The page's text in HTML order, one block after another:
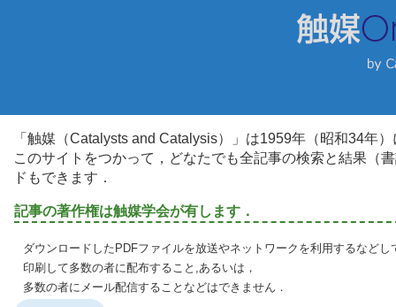
「触媒（Catalysts and Catalysis）」は1959年（昭和34年
このサイトをつかって，どなたでも全記事の検索と結果（
ドもできます．
記事の著作権は触媒学会が有します．
ダウンロードしたPDFファイルを放送やネットワークを利用するなど
印刷して多数の者に配布すること,あるいは，
多数の者にメール配信することなどはできません．